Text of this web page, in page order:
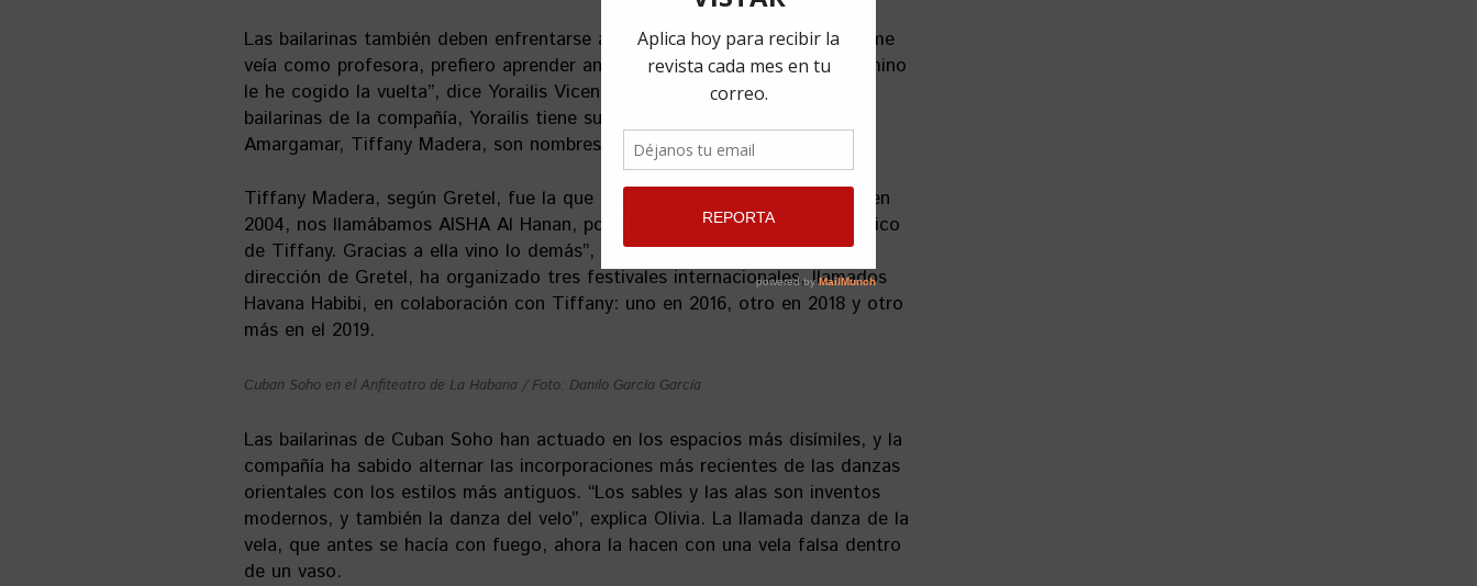
Las bailarinas también deben enfrentarse a la pedagogía. “Al principio no me
veía como profesora, prefiero aprender antes que enseñar, pero por el camino
le he cogido la vuelta”, dice Yorailis Vicente Chaviano. Como las demás
bailarinas de la compañía, Yorailis tiene sus propios ídolos. “Ansuya,
Amargamar, Tiffany Madera, son nombres que me han inspirado”.
Tiffany Madera, según Gretel, fue la que lo comenzó todo. “Al principio, en
2004, nos llamábamos AISHA Al Hanan, porque Hanan era el nombre artístico
de Tiffany. Gracias a ella vino lo demás”, explica. Cuban Soho, ya bajo la
dirección de Gretel, ha organizado tres festivales internacionales, llamados
Havana Habibi, en colaboración con Tiffany: uno en 2016, otro en 2018 y otro
más en el 2019.
Cuban Soho en el Anfiteatro de La Habana / Foto: Danilo García García
Las bailarinas de Cuban Soho han actuado en los espacios más disímiles, y la
compañía ha sabido alternar las incorporaciones más recientes de las danzas
orientales con los estilos más antiguos. “Los sables y las alas son inventos
modernos, y también la danza del velo”, explica Olivia. La llamada danza de la
vela, que antes se hacía con fuego, ahora la hacen con una vela falsa dentro
de un vaso.